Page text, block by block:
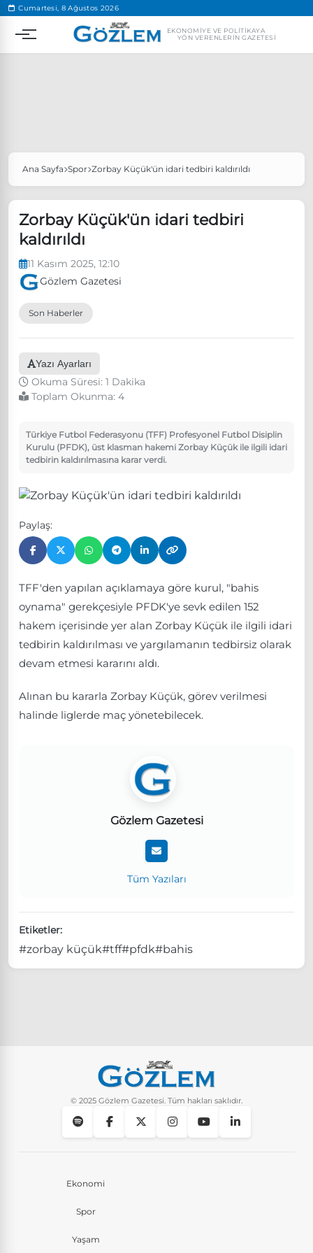
Cumartesi, 8 Ağustos 2026
EKONOMIYE VE POLITIKAYA
YÖN VERENLERIN GAZETESI
Popüler Aramalar
Özgür Özel, Ekrem İmamoğlu’nu ziyaret edecek
Ünlü çift bir etkinliğe daha katılmama kararı aldı
Boykot
Ana Sayfa Spor Zorbay Küçük'ün idari tedbiri kaldırıldı
Zorbay Küçük'ün idari tedbiri
kaldırıldı
11 Kasım 2025, 12:10
Gözlem Gazetesi
Son Haberler
Yazı Ayarları
Okuma Süresi: 1 Dakika
Toplam Okunma: 4
Türkiye Futbol Federasyonu (TFF) Profesyonel Futbol Disiplin
Kurulu (PFDK), üst klasman hakemi Zorbay Küçük ile ilgili idari
tedbirin kaldırılmasına karar verdi.
Paylaş:
TFF'den yapılan açıklamaya göre kurul, "bahis
oynama" gerekçesiyle PFDK'ye sevk edilen 152
hakem içerisinde yer alan Zorbay Küçük ile ilgili idari
tedbirin kaldırılması ve yargılamanın tedbirsiz olarak
devam etmesi kararını aldı.
Alınan bu kararla Zorbay Küçük, görev verilmesi
halinde liglerde maç yönetebilecek.
Gözlem Gazetesi
Tüm Yazıları
Etiketler:
#zorbay küçük#tff#pfdk#bahis
© 2025 Gözlem Gazetesi. Tüm hakları saklıdır.
Ekonomi
Spor
Yaşam